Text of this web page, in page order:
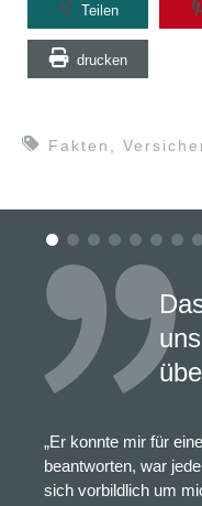
Teilen
drucken
Fakten
„Er konnte mir für
beantworten, war
sich vorbildlich um